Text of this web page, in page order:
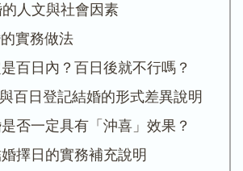
人文與社會因素
實務做法
百日內？百日後就不行嗎？
百日登記結婚的形式差異說明
否一定具有「沖喜」效果？
擇日的實務補充說明